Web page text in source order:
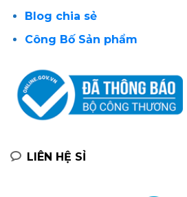
Blog chia sẻ
Công Bố Sản phẩm
LIÊN HỆ SỈ